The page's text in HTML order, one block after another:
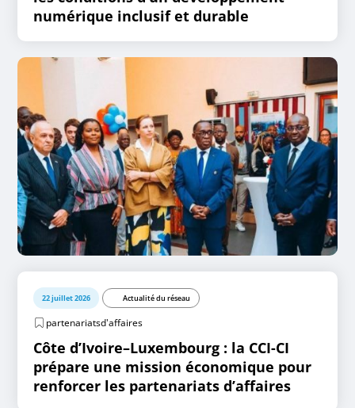
numérique inclusif et durable
22 juillet 2026 Actualité du réseau
partenariatsd'affaires
Côte d’Ivoire–Luxembourg : la CCI-CI
prépare une mission économique pour
renforcer les partenariats d’affaires